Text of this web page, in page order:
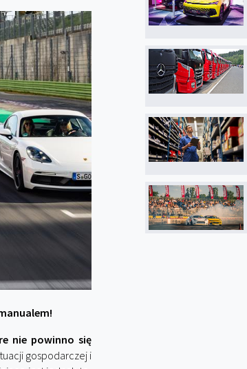
nie powinno się
gospodarczej i